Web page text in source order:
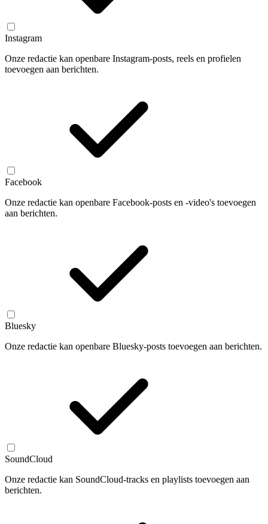
Instagram
Onze redactie kan openbare Instagram-posts, reels en profielen
toevoegen aan berichten.
Facebook
Onze redactie kan openbare Facebook-posts en -video's toevoegen
aan berichten.
Bluesky
Onze redactie kan openbare Bluesky-posts toevoegen aan berichten.
SoundCloud
Onze redactie kan SoundCloud-tracks en playlists toevoegen aan
berichten.